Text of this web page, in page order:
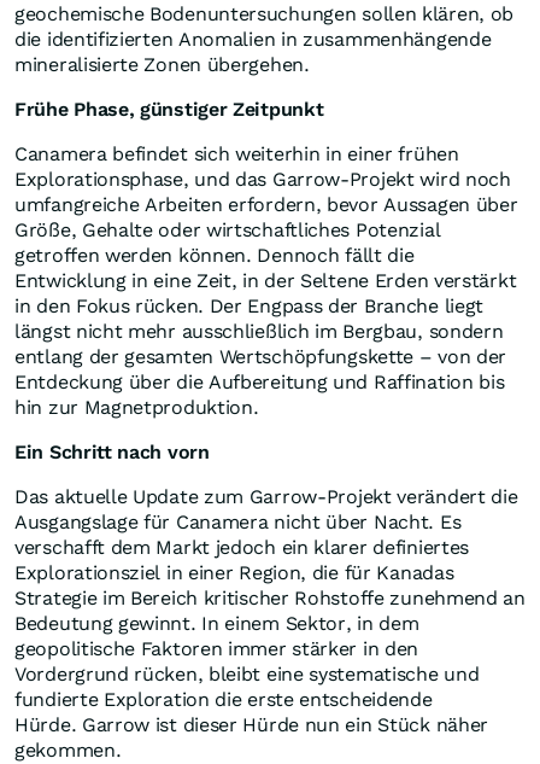
geochemische Bodenuntersuchungen sollen klären, ob
die identifizierten Anomalien in zusammenhängende
mineralisierte Zonen übergehen.
Frühe Phase, günstiger Zeitpunkt
Canamera befindet sich weiterhin in einer frühen
Explorationsphase, und das Garrow-Projekt wird noch
umfangreiche Arbeiten erfordern, bevor Aussagen über
Größe, Gehalte oder wirtschaftliches Potenzial
getroffen werden können. Dennoch fällt die
Entwicklung in eine Zeit, in der Seltene Erden verstärkt
in den Fokus rücken. Der Engpass der Branche liegt
längst nicht mehr ausschließlich im Bergbau, sondern
entlang der gesamten Wertschöpfungskette – von der
Entdeckung über die Aufbereitung und Raffination bis
hin zur Magnetproduktion.
Ein Schritt nach vorn
Das aktuelle Update zum Garrow-Projekt verändert die
Ausgangslage für Canamera nicht über Nacht. Es
verschafft dem Markt jedoch ein klarer definiertes
Explorationsziel in einer Region, die für Kanadas
Strategie im Bereich kritischer Rohstoffe zunehmend an
Bedeutung gewinnt. In einem Sektor, in dem
geopolitische Faktoren immer stärker in den
Vordergrund rücken, bleibt eine systematische und
fundierte Exploration die erste entscheidende
Hürde. Garrow ist dieser Hürde nun ein Stück näher
gekommen.